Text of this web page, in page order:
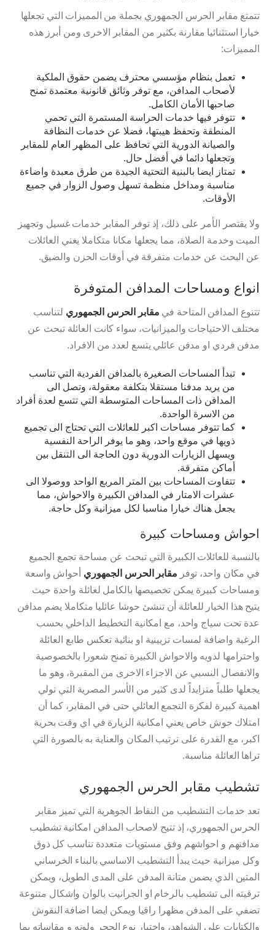
تتمتع مقابر الحرس الجمهوري بجملة من المميزات التي تجعلها
خيارا استثنائيا مقارنة بكثير من المقابر الاخرى ومن أبرز هذه
المميزات:
تعمل بنظام مؤسسي محترف يضمن حقوق الملكية
لأصحاب المدافن، مع توفر وثائق قانونية معتمدة تمنح
صاحبها الأمان الكامل.
تتوفر فيها خدمات الحراسة المستمرة التي تحمي
المنطقة وتحفظ هيبتها، فضلا عن خدمات النظافة
والصيانة الدورية التي تحافظ على المظهر العام للمقابر
وتجعلها دائما في أفضل حال.
تمتاز ايضا بالبنية التحتية الجيدة من طرق معبدة واضاءة
مناسبة ومداخل منظمة تسهل وصول الزوار في جميع
الأوقات.
ولا يقتصر الأمر على ذلك، إذ توفر المقابر خدمات غسيل وتجهيز
الميت وخدمة الصلاة، مما يجعلها مكانا متكاملا يغني العائلات
عن البحث عن خدمات متفرقة في أوقات الحزن والضيق.
انواع ومساحات المدافن المتوفرة
تتنوع المدافن المتاحة في مقابر الحرس الجمهوري لتناسب
مختلف الاحتياجات والميزانيات، سواء كانت العائلة تبحث عن
مدفن فردي او مدفن عائلي يتسع لعدد من الافراد.
تبدأ المساحات الصغيرة بالمدافن الفردية التي تناسب
من يريد مدفنا مستقلا بتكلفة معقولة، وتصل الى
المدافن ذات المساحات المتوسطة التي تتسع لعدة أفراد
من الاسرة الواحدة.
كما تتوفر مساحات اكبر للعائلات التي تحتاج الى تجميع
ذويها في موقع واحد، وهو ما يوفر الراحة النفسية
ويسهل الزيارات الدورية دون الحاجة الى التنقل بين
أماكن متفرقة.
تتفاوت المساحات بين المتر المربع الواحد ووصولا الى
عشرات الامتار في المدافن الكبيرة والاحواش، مما
يجعل هناك خيارا مناسبا لكل ميزانية وكل حاجة.
احواش ومساحات كبيرة
بالنسبة للعائلات الكبيرة التي تبحث عن مساحة تجمع الجميع
في مكان واحد، توفر مقابر الحرس الجمهوري أحواش واسعة
ومساحات كبيرة يمكن تخصيصها بالكامل لعائلة واحدة حيث
يتيح هذا الخيار للعائلة أن تنشئ حوشا عائليا متكاملا يضم مدافن
عدة تحت سياج واحد، مع امكانية التخطيط الداخلي بحسب
الرغبة واضافة لمسات تزيينية او بنائية تعكس طابع العائلة
واحترامها لذويه والاحواش الكبيرة تمنح شعورا بالخصوصية
والانفصال النسبي عن الاجزاء الاخرى من المقبرة، وهو ما
يجعلها طلباً متزايداً لدى كثير من الأسر المصرية التي تولي
اهمية كبيرة لفكرة التجمع العائلي حتى في المقابر، كما أن
امتلاك حوش خاص يعني امكانية الزيارة في اي وقت بحرية
اكبر، مع القدرة على ترتيب المكان والعناية به بالصورة التي
تراها العائلة مناسبة.
تشطيب مقابر الحرس الجمهوري
تعد خدمات التشطيب من النقاط الجوهرية التي تميز مقابر
الحرس الجمهوري، إذ تتيح لاصحاب المدافن امكانية تشطيب
مدافنهم و احواشهم وفق مستويات متعددة تناسب كل ذوق
وكل ميزانية حيث يبدأ التشطيب الاساسي بالبناء الخرساني
المتين الذي يضمن متانة المدفن على المدى الطويل، ويمكن
ترقيته الى تشطيب بالرخام او الجرانيت بالوان واشكال متنوعة
تضفي على المدفن مظهرا راقيا ويمكن ايضا اضافة النقوش
والكتابات على الشواهد، واختيار نوع الحجر ولونه و مقاساته بما